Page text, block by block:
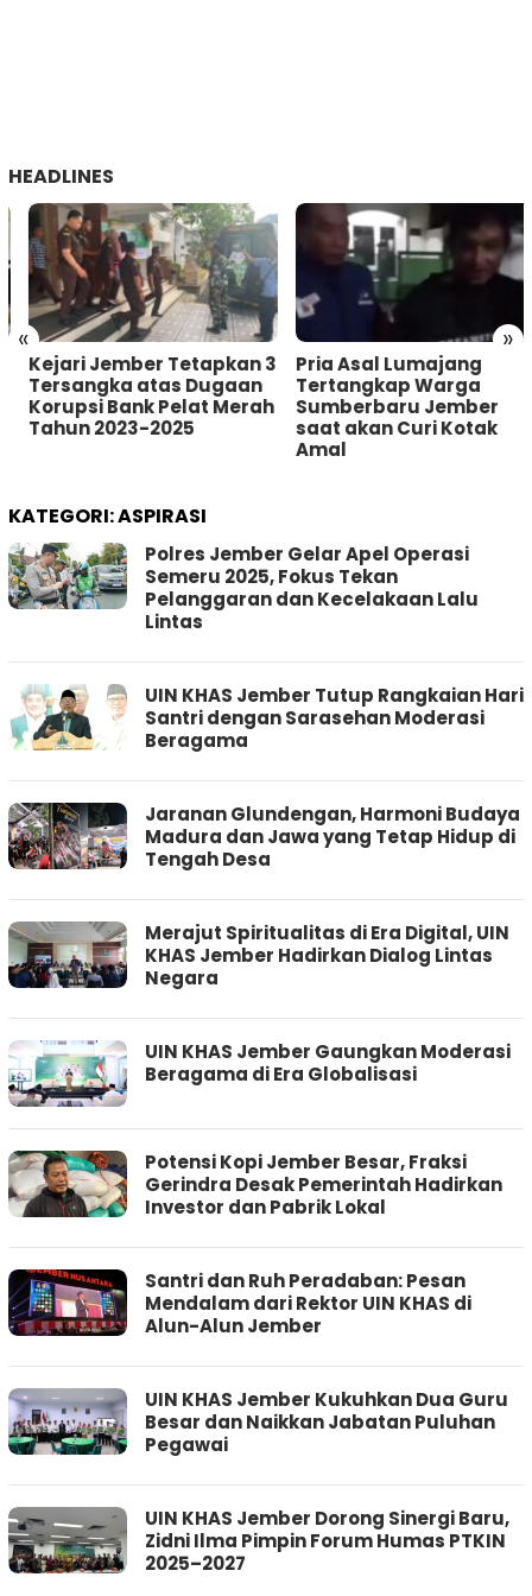
HEADLINES
« »
Kejari Jember Tetapkan 3
Tersangka atas Dugaan
Korupsi Bank Pelat Merah
Tahun 2023-2025
Pria Asal Lumajang
Tertangkap Warga
Sumberbaru Jember
saat akan Curi Kotak
Amal
KATEGORI:ASPIRASI
Polres Jember Gelar Apel Operasi
Semeru 2025, Fokus Tekan
Pelanggaran dan Kecelakaan Lalu
Lintas
UIN KHAS Jember Tutup Rangkaian Hari
Santri dengan Sarasehan Moderasi
Beragama
Jaranan Glundengan, Harmoni Budaya
Madura dan Jawa yang Tetap Hidup di
Tengah Desa
Merajut Spiritualitas di Era Digital, UIN
KHAS Jember Hadirkan Dialog Lintas
Negara
UIN KHAS Jember Gaungkan Moderasi
Beragama di Era Globalisasi
Potensi Kopi Jember Besar, Fraksi
Gerindra Desak Pemerintah Hadirkan
Investor dan Pabrik Lokal
Santri dan Ruh Peradaban: Pesan
Mendalam dari Rektor UIN KHAS di
Alun-Alun Jember
UIN KHAS Jember Kukuhkan Dua Guru
Besar dan Naikkan Jabatan Puluhan
Pegawai
UIN KHAS Jember Dorong Sinergi Baru,
Zidni Ilma Pimpin Forum Humas PTKIN
2025–2027